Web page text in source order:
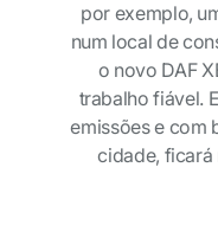
por exemplo,
num local de
o novo DAF
trabalho fiável.
emissões e com
cidade, ficará